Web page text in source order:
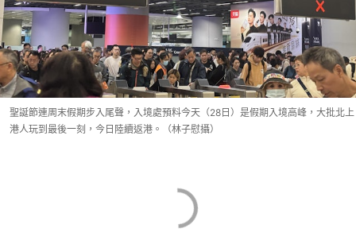
聖誕節連周末假期步入尾聲，入境處預料今天（28日）是假期入境高峰，大批北上
港人玩到最後一刻，今日陸續返港。（林子慰攝）